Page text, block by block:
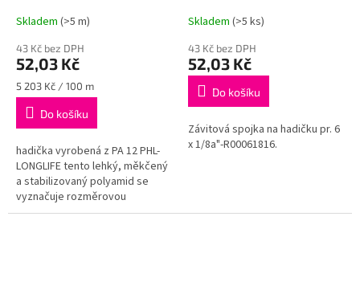
Skladem (>5 m)
43 Kč bez DPH
52,03 Kč
Měrná
cena:
5 203 Kč / 100 m
Do košíku
hadička vyrobená z PA 12 PHL-
LONGLIFE tento lehký, měkčený
a stabilizovaný polyamid se
vyznačuje rozměrovou
stabilitou a vynikající odolností
Skladem (>5 ks)
43 Kč bez DPH
52,03 Kč
Do košíku
Závitová spojka na hadičku pr. 6
x 1/8a"-R00061816.